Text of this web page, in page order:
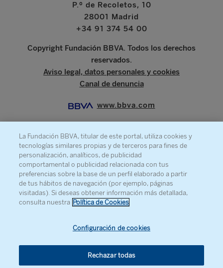
P.º de Recoletos, 10
28001 Madrid
+34 91 374 54 00
Copyright Fundación BBVA. Todos los derechos
reservados.
Aviso legal, datos personales y cookies
Canal de denuncia
www.bbva.com
SOBRE LA FUNDACIÓN
PRENSA
MAPA WEB
AGENDA
La Fundación BBVA, titular de este portal, utiliza cookies y
tecnologías similares propias y de terceros para fines de
personalización, analíticos, de publicidad
comportamental o publicidad relacionada con tus
preferencias sobre la base de un perfil elaborado a partir
de tus hábitos de navegación (por ejemplo, páginas
visitadas). Si deseas obtener información más detallada,
consulta nuestra Política de Cookies
Configuración de cookies
Rechazar todas